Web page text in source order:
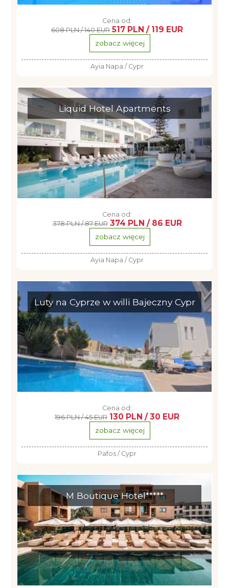
Cena od:
608 PLN / 140 EUR 517 PLN / 119 EUR
zobacz więcej
Ayia Napa / Cypr
Liquid Hotel Apartments
Cena od:
378 PLN / 87 EUR 374 PLN / 86 EUR
zobacz więcej
Ayia Napa / Cypr
Luty na Cyprze w willi Bajeczny Cypr
Cena od:
196 PLN / 45 EUR 130 PLN / 30 EUR
zobacz więcej
Pafos / Cypr
M Boutique Hotel*****